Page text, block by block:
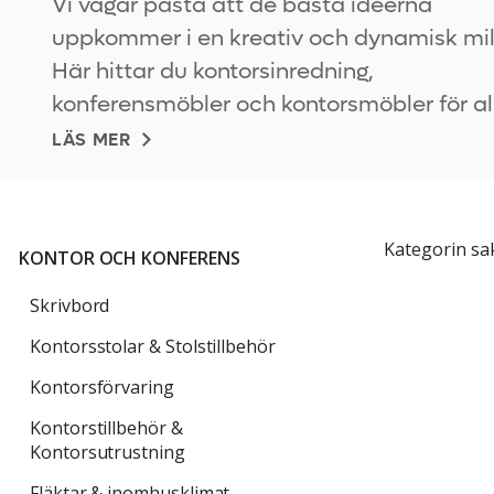
uppkommer i en kreativ och dynamisk
Här hittar du kontorsinredning,
konferensmöbler och kontorsmöbler för
kontor, stora som småSnygg
LÄS MER
KONTOR OCH KONFERENS
Skrivbord
Kontorsstolar & Stolstillbehör
Kontorsförvaring
Kontorstillbehör &
Kontorsutrustning
Kategorin